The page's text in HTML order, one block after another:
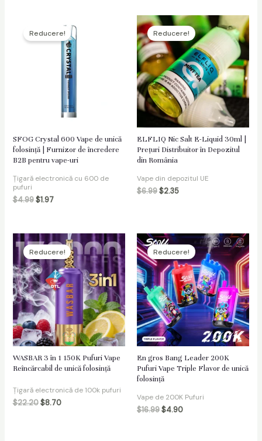
Reducere!
SFOG Crystal 600 Vape de unică
folosință | Furnizor de încredere
B2B pentru vape-uri
Țigară electronică cu 600 de
pufuri
$4.99 $1.97
Reducere!
ELFLIQ Nic Salt E-Liquid 30ml |
Prețuri Distribuitor în Depozitul
din România
Vape din depozitul UE
$6.99$2.35
Reducere!
WASBAR 3 în 1 150K Pufuri Vape
Reîncărcabil de unică folosință
Țigară electronică de 100k pufuri
$22.20 $8.70
Reducere!
En gros Bang Leader 200K
Pufuri Vape Triple Flavor de unică
folosință
Vape de 200K Pufuri
$16.99$4.90